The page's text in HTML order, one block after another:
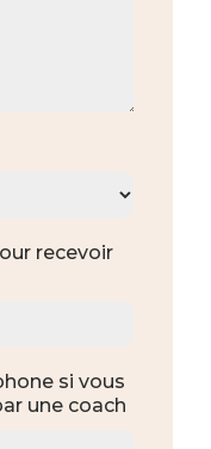
recevoir
si vous
une coach